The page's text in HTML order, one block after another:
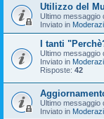
Utilizzo del
Ultimo messaggio
Inviato in
I tanti
Ultimo messaggio
Inviato in
Risposte: 42
Ultimo messaggio
Inviato in